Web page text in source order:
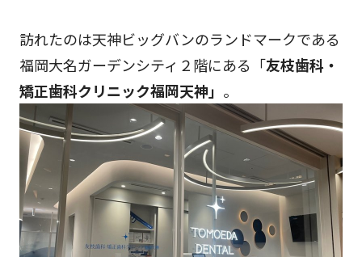
訪れたのは天神ビッグバンのランドマークである
福岡大名ガーデンシティ２階にある「友枝歯科・
矯正歯科クリニック福岡天神」 。